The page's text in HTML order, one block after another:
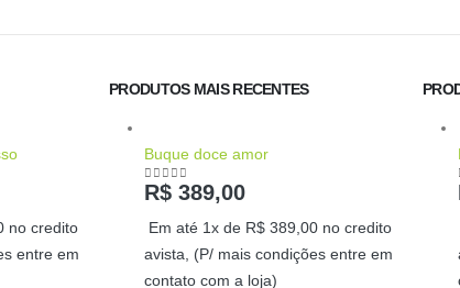
no credito
entre em
PRODUTOS MAIS RECENTES
Buque doce amor
0out of 5
R$ 389,00
Em até 1x de R$ 389,00 no credito
avista, (P/ mais condições entre em
contato com a loja)